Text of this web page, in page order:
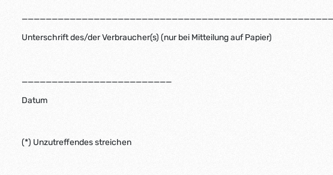
Unterschrift des/der Verbraucher(s) (nur bei Mitteilung auf Papier)
_________________________
Datum
(*) Unzutreffendes streichen